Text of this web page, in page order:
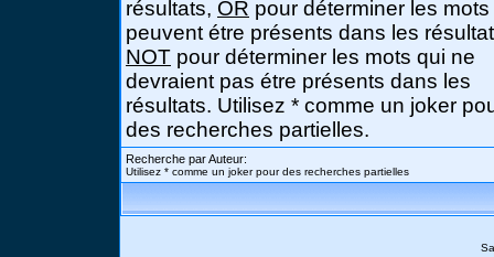
résultats, OR pour déterminer les
peuvent étre présents dans les
NOT pour déterminer les mots qui ne
devraient pas étre présents dans les
résultats. Utilisez * comme un joker
des recherches partielles.
Recherche par Auteur:
Utilisez * comme un joker pour des recherches partielles